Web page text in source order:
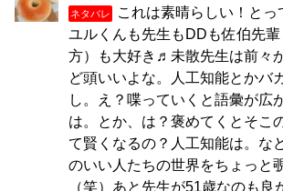
ネタバレ
これは素晴らしい！とっ
ユルくんも先生もDDも佐伯先
方）も大好き♬未散先生は前々
ど頭いいよな。人工知能とかバ
し。え？喋っていくと語彙が広
は。とか、は？褒めてくとそこ
て賢くなるの？人工知能は。な
のいい人たちの世界をちょっと
（笑）あと先生が51歳なのも良